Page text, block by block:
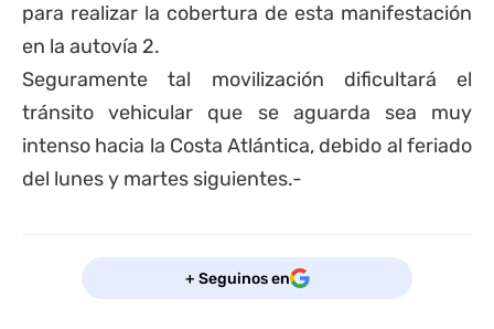
para realizar la cobertura de esta manifestación
en la autovía 2.
Seguramente tal movilización dificultará el
tránsito vehicular que se aguarda sea muy
intenso hacia la Costa Atlántica, debido al feriado
del lunes y martes siguientes.-
+ Seguinos en